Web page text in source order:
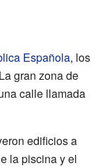
Española, los
gran zona de
calle llamada
edificios a
la piscina y el